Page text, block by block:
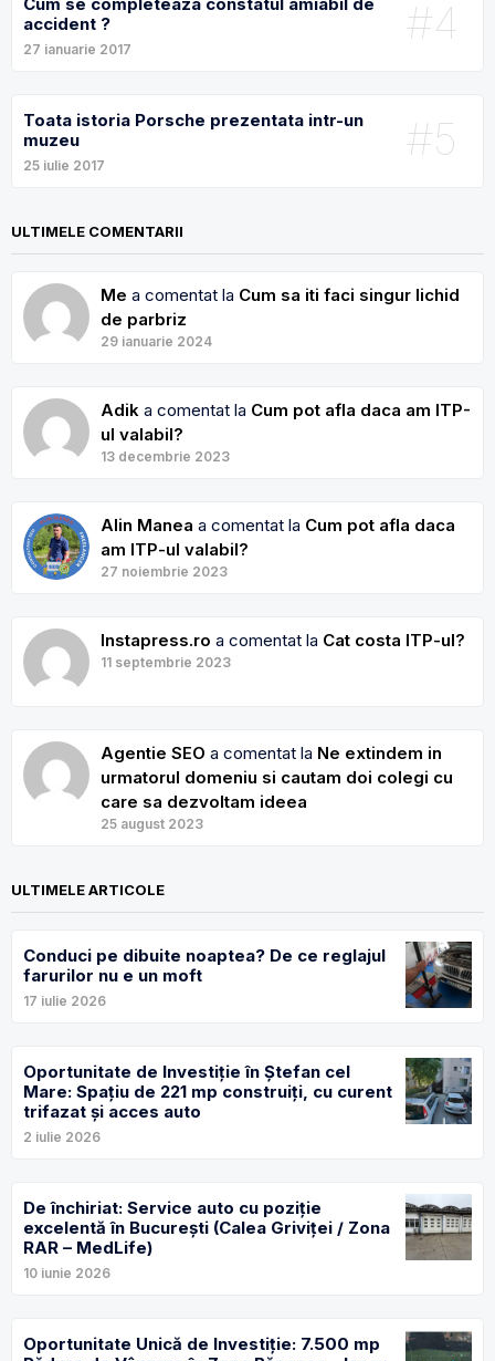
#4
accident ?
27 ianuarie 2017
#5
Toata istoria Porsche prezentata intr-un
muzeu
25 iulie 2017
ULTIMELE COMENTARII
Me a comentat la Cum sa iti faci singur lichid
de parbriz
29 ianuarie 2024
Adik a comentat la Cum pot afla daca am ITP-
ul valabil?
13 decembrie 2023
Alin Manea a comentat la Cum pot afla daca
am ITP-ul valabil?
27 noiembrie 2023
Instapress.ro a comentat la Cat costa ITP-ul?
11 septembrie 2023
Agentie SEO a comentat la Ne extindem in
urmatorul domeniu si cautam doi colegi cu
care sa dezvoltam ideea
25 august 2023
ULTIMELE ARTICOLE
Conduci pe dibuite noaptea? De ce reglajul
farurilor nu e un moft
17 iulie 2026
Oportunitate de Investiție în Ștefan cel
Mare: Spațiu de 221 mp construiți, cu curent
trifazat și acces auto
2 iulie 2026
De închiriat: Service auto cu poziție
excelentă în București (Calea Griviței / Zona
RAR – MedLife)
10 iunie 2026
Oportunitate Unică de Investiție: 7.500 mp